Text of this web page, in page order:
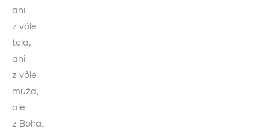
ani
z vôle
tela,
ani
z vôle
muža,
ale
z Boha.